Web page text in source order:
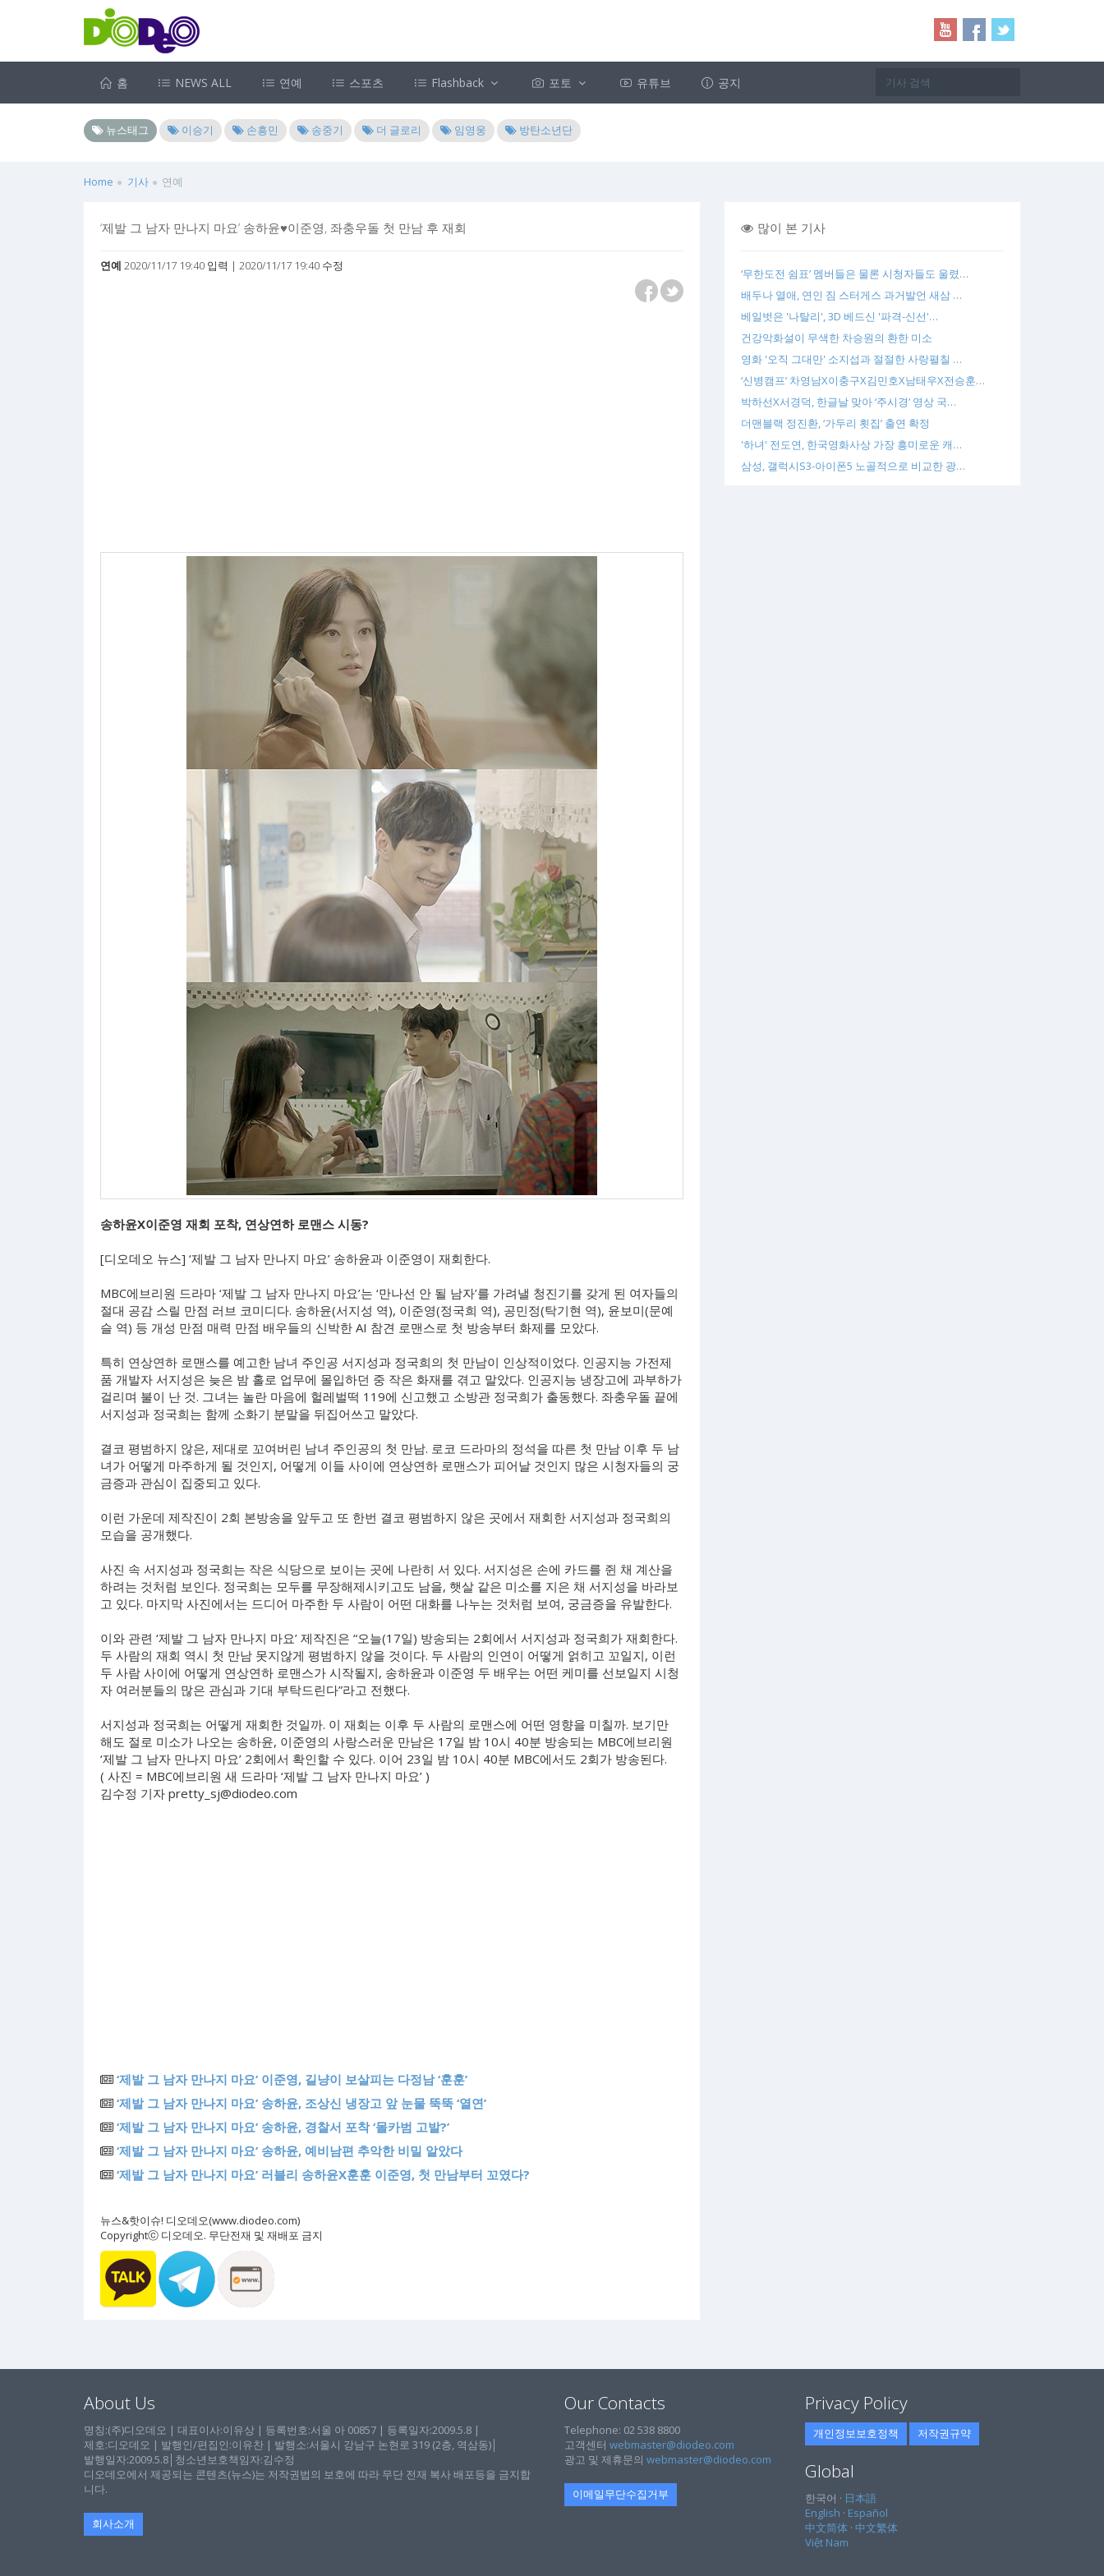
홈 NEWS ALL 연예 스포츠 Flashback 포토 유튜브 공지
뉴스태그 이승기 손흥민 송중기 더 글로리 임영웅 방탄소년단
Home 기사 연예
‘제발 그 남자 만나지 마요’ 송하윤♥이준영, 좌충우돌 첫 만남 후 재회
연예 2020/11/17 19:40 입력 | 2020/11/17 19:40 수정
송하윤X이준영 재회 포착, 연상연하 로맨스 시동?
[디오데오 뉴스] ‘제발 그 남자 만나지 마요’ 송하윤과 이준영이 재회한다.
MBC에브리원 드라마 ‘제발 그 남자 만나지 마요’는 ‘만나선 안 될 남자’를 가려낼 청진기를 갖게 된 여자들의
절대 공감 스릴 만점 러브 코미디다. 송하윤(서지성 역), 이준영(정국희 역), 공민정(탁기현 역), 윤보미(문예
슬 역) 등 개성 만점 매력 만점 배우들의 신박한 AI 참견 로맨스로 첫 방송부터 화제를 모았다.
특히 연상연하 로맨스를 예고한 남녀 주인공 서지성과 정국희의 첫 만남이 인상적이었다. 인공지능 가전제
품 개발자 서지성은 늦은 밤 홀로 업무에 몰입하던 중 작은 화재를 겪고 말았다. 인공지능 냉장고에 과부하가
걸리며 불이 난 것. 그녀는 놀란 마음에 헐레벌떡 119에 신고했고 소방관 정국희가 출동했다. 좌충우돌 끝에
서지성과 정국희는 함께 소화기 분말을 뒤집어쓰고 말았다.
결코 평범하지 않은, 제대로 꼬여버린 남녀 주인공의 첫 만남. 로코 드라마의 정석을 따른 첫 만남 이후 두 남
녀가 어떻게 마주하게 될 것인지, 어떻게 이들 사이에 연상연하 로맨스가 피어날 것인지 많은 시청자들의 궁
금증과 관심이 집중되고 있다.
이런 가운데 제작진이 2회 본방송을 앞두고 또 한번 결코 평범하지 않은 곳에서 재회한 서지성과 정국희의
모습을 공개했다.
사진 속 서지성과 정국희는 작은 식당으로 보이는 곳에 나란히 서 있다. 서지성은 손에 카드를 쥔 채 계산을
하려는 것처럼 보인다. 정국희는 모두를 무장해제시키고도 남을, 햇살 같은 미소를 지은 채 서지성을 바라보
고 있다. 마지막 사진에서는 드디어 마주한 두 사람이 어떤 대화를 나누는 것처럼 보여, 궁금증을 유발한다.
이와 관련 ‘제발 그 남자 만나지 마요’ 제작진은 “오늘(17일) 방송되는 2회에서 서지성과 정국희가 재회한다.
두 사람의 재회 역시 첫 만남 못지않게 평범하지 않을 것이다. 두 사람의 인연이 어떻게 얽히고 꼬일지, 이런
두 사람 사이에 어떻게 연상연하 로맨스가 시작될지, 송하윤과 이준영 두 배우는 어떤 케미를 선보일지 시청
자 여러분들의 많은 관심과 기대 부탁드린다”라고 전했다.
서지성과 정국희는 어떻게 재회한 것일까. 이 재회는 이후 두 사람의 로맨스에 어떤 영향을 미칠까. 보기만
해도 절로 미소가 나오는 송하윤, 이준영의 사랑스러운 만남은 17일 밤 10시 40분 방송되는 MBC에브리원
‘제발 그 남자 만나지 마요’ 2회에서 확인할 수 있다. 이어 23일 밤 10시 40분 MBC에서도 2회가 방송된다.
( 사진 = MBC에브리원 새 드라마 ‘제발 그 남자 만나지 마요’ )
김수정 기자 pretty_sj@diodeo.com
‘제발 그 남자 만나지 마요’ 이준영, 길냥이 보살피는 다정남 ‘훈훈’
‘제발 그 남자 만나지 마요’ 송하윤, 조상신 냉장고 앞 눈물 뚝뚝 ‘열연’
‘제발 그 남자 만나지 마요’ 송하윤, 경찰서 포착 ‘몰카범 고발?’
‘제발 그 남자 만나지 마요’ 송하윤, 예비남편 추악한 비밀 알았다
‘제발 그 남자 만나지 마요’ 러블리 송하윤X훈훈 이준영, 첫 만남부터 꼬였다?
뉴스&핫이슈! 디오데오(www.diodeo.com)
Copyrightⓒ 디오데오. 무단전재 및 재배포 금지
많이 본 기사
‘무한도전 쉼표’ 멤버들은 물론 시청자들도 울렸…
배두나 열애, 연인 짐 스터게스 과거발언 새삼 …
베일벗은 '나탈리', 3D 베드신 '파격-신선'…
건강악화설이 무색한 차승원의 환한 미소
영화 '오직 그대만' 소지섭과 절절한 사랑펼칠 …
‘신병캠프’ 차영남X이충구X김민호X남태우X전승훈…
박하선X서경덕, 한글날 맞아 ‘주시경’ 영상 국…
더맨블랙 정진환, ‘가두리 횟집’ 출연 확정
'하녀' 전도연, 한국영화사상 가장 흥미로운 캐…
삼성, 갤럭시S3-아이폰5 노골적으로 비교한 광…
About Us
명칭:(주)디오데오 | 대표이사:이유상 | 등록번호:서울 아 00857 | 등록일자:2009.5.8 |
제호:디오데오 | 발행인/편집인:이유찬 | 발행소:서울시 강남구 논현로 319 (2층, 역삼동)│
발행일자:2009.5.8│청소년보호책임자:김수정
디오데오에서 제공되는 콘텐츠(뉴스)는 저작권법의 보호에 따라 무단 전재 복사 배포등을 금지합
니다.
회사소개
Our Contacts
Telephone: 02 538 8800
고객센터 webmaster@diodeo.com
광고 및 제휴문의 webmaster@diodeo.com
이메일무단수집거부
Privacy Policy
개인정보보호정책 저작권규약
Global
한국어 · 日本語
English · Español
中文简体 · 中文繁体
Việt Nam